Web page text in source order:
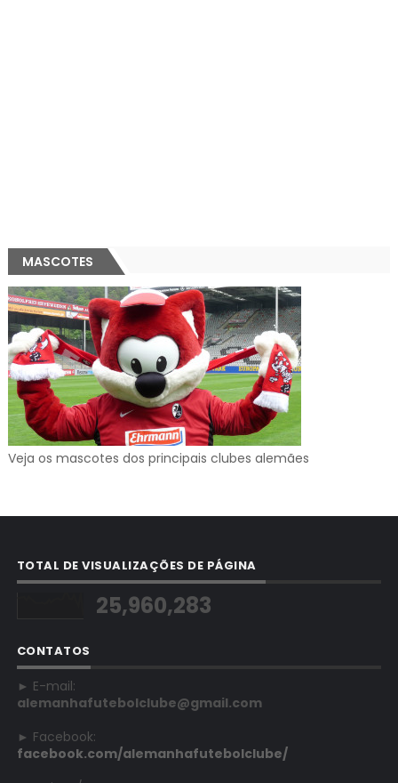
MASCOTES
Veja os mascotes dos principais clubes alemães
TOTAL DE VISUALIZAÇÕES DE PÁGINA
25,960,283
CONTATOS
► E-mail:
alemanhafutebolclube@gmail.com
► Facebook:
facebook.com/alemanhafutebolclube/